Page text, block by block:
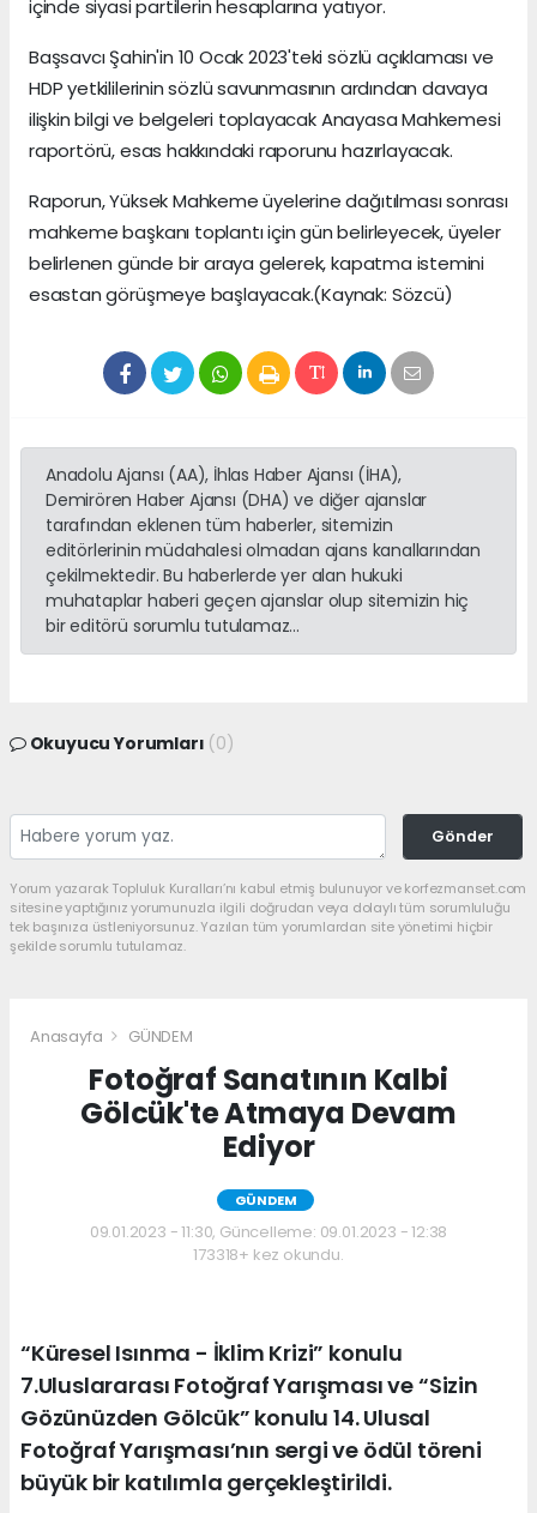
içinde siyasi partilerin hesaplarına yatıyor.
Başsavcı Şahin'in 10 Ocak 2023'teki sözlü açıklaması ve
HDP yetkililerinin sözlü savunmasının ardından davaya
ilişkin bilgi ve belgeleri toplayacak Anayasa Mahkemesi
raportörü, esas hakkındaki raporunu hazırlayacak.
Raporun, Yüksek Mahkeme üyelerine dağıtılması sonrası
mahkeme başkanı toplantı için gün belirleyecek, üyeler
belirlenen günde bir araya gelerek, kapatma istemini
esastan görüşmeye başlayacak.(Kaynak: Sözcü)
Anadolu Ajansı (AA), İhlas Haber Ajansı (İHA),
Demirören Haber Ajansı (DHA) ve diğer ajanslar
tarafından eklenen tüm haberler, sitemizin
editörlerinin müdahalesi olmadan ajans kanallarından
çekilmektedir. Bu haberlerde yer alan hukuki
muhataplar haberi geçen ajanslar olup sitemizin hiç
bir editörü sorumlu tutulamaz...
Okuyucu Yorumları (0)
Gönder
Yorum yazarak Topluluk Kuralları’nı kabul etmiş bulunuyor ve korfezmanset.com
sitesine yaptığınız yorumunuzla ilgili doğrudan veya dolaylı tüm sorumluluğu
tek başınıza üstleniyorsunuz. Yazılan tüm yorumlardan site yönetimi hiçbir
şekilde sorumlu tutulamaz.
Anasayfa GÜNDEM
Fotoğraf Sanatının Kalbi
Gölcük'te Atmaya Devam
Ediyor
GÜNDEM
09.01.2023 - 11:30, Güncelleme: 09.01.2023 - 12:38
173318+ kez okundu.
“Küresel Isınma - İklim Krizi” konulu
7.Uluslararası Fotoğraf Yarışması ve “Sizin
Gözünüzden Gölcük” konulu 14. Ulusal
Fotoğraf Yarışması’nın sergi ve ödül töreni
büyük bir katılımla gerçekleştirildi.